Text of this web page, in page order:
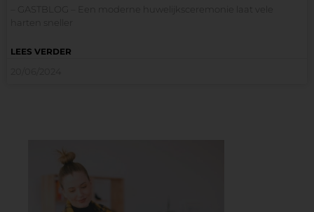
– GASTBLOG – Een moderne huwelijksceremonie laat vele
harten sneller
LEES VERDER